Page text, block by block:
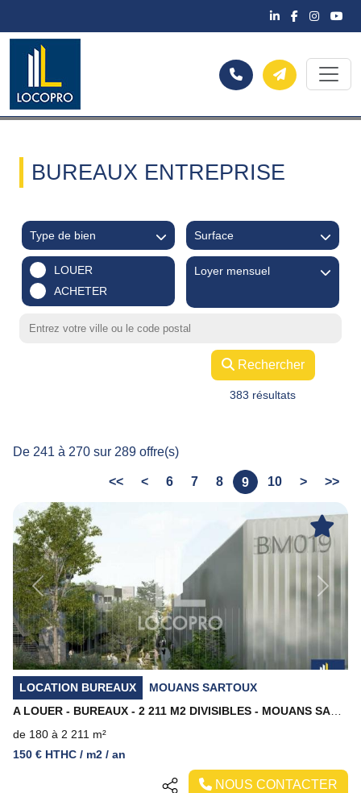
BUREAUX ENTREPRISE
Type de bien Surface
LOUER
ACHETER
Loyer mensuel
Rechercher
383 résultats
De 241 à 270 sur 289 offre(s)
<< < 6 7 8 9 10 > >>
Previous Next
LOCATION BUREAUX
MOUANS SARTOUX
de 180 à 2 211 m²
150 € HTHC / m2 / an
NOUS CONTACTER